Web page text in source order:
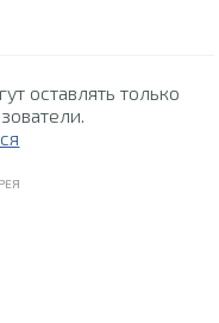
оставлять только